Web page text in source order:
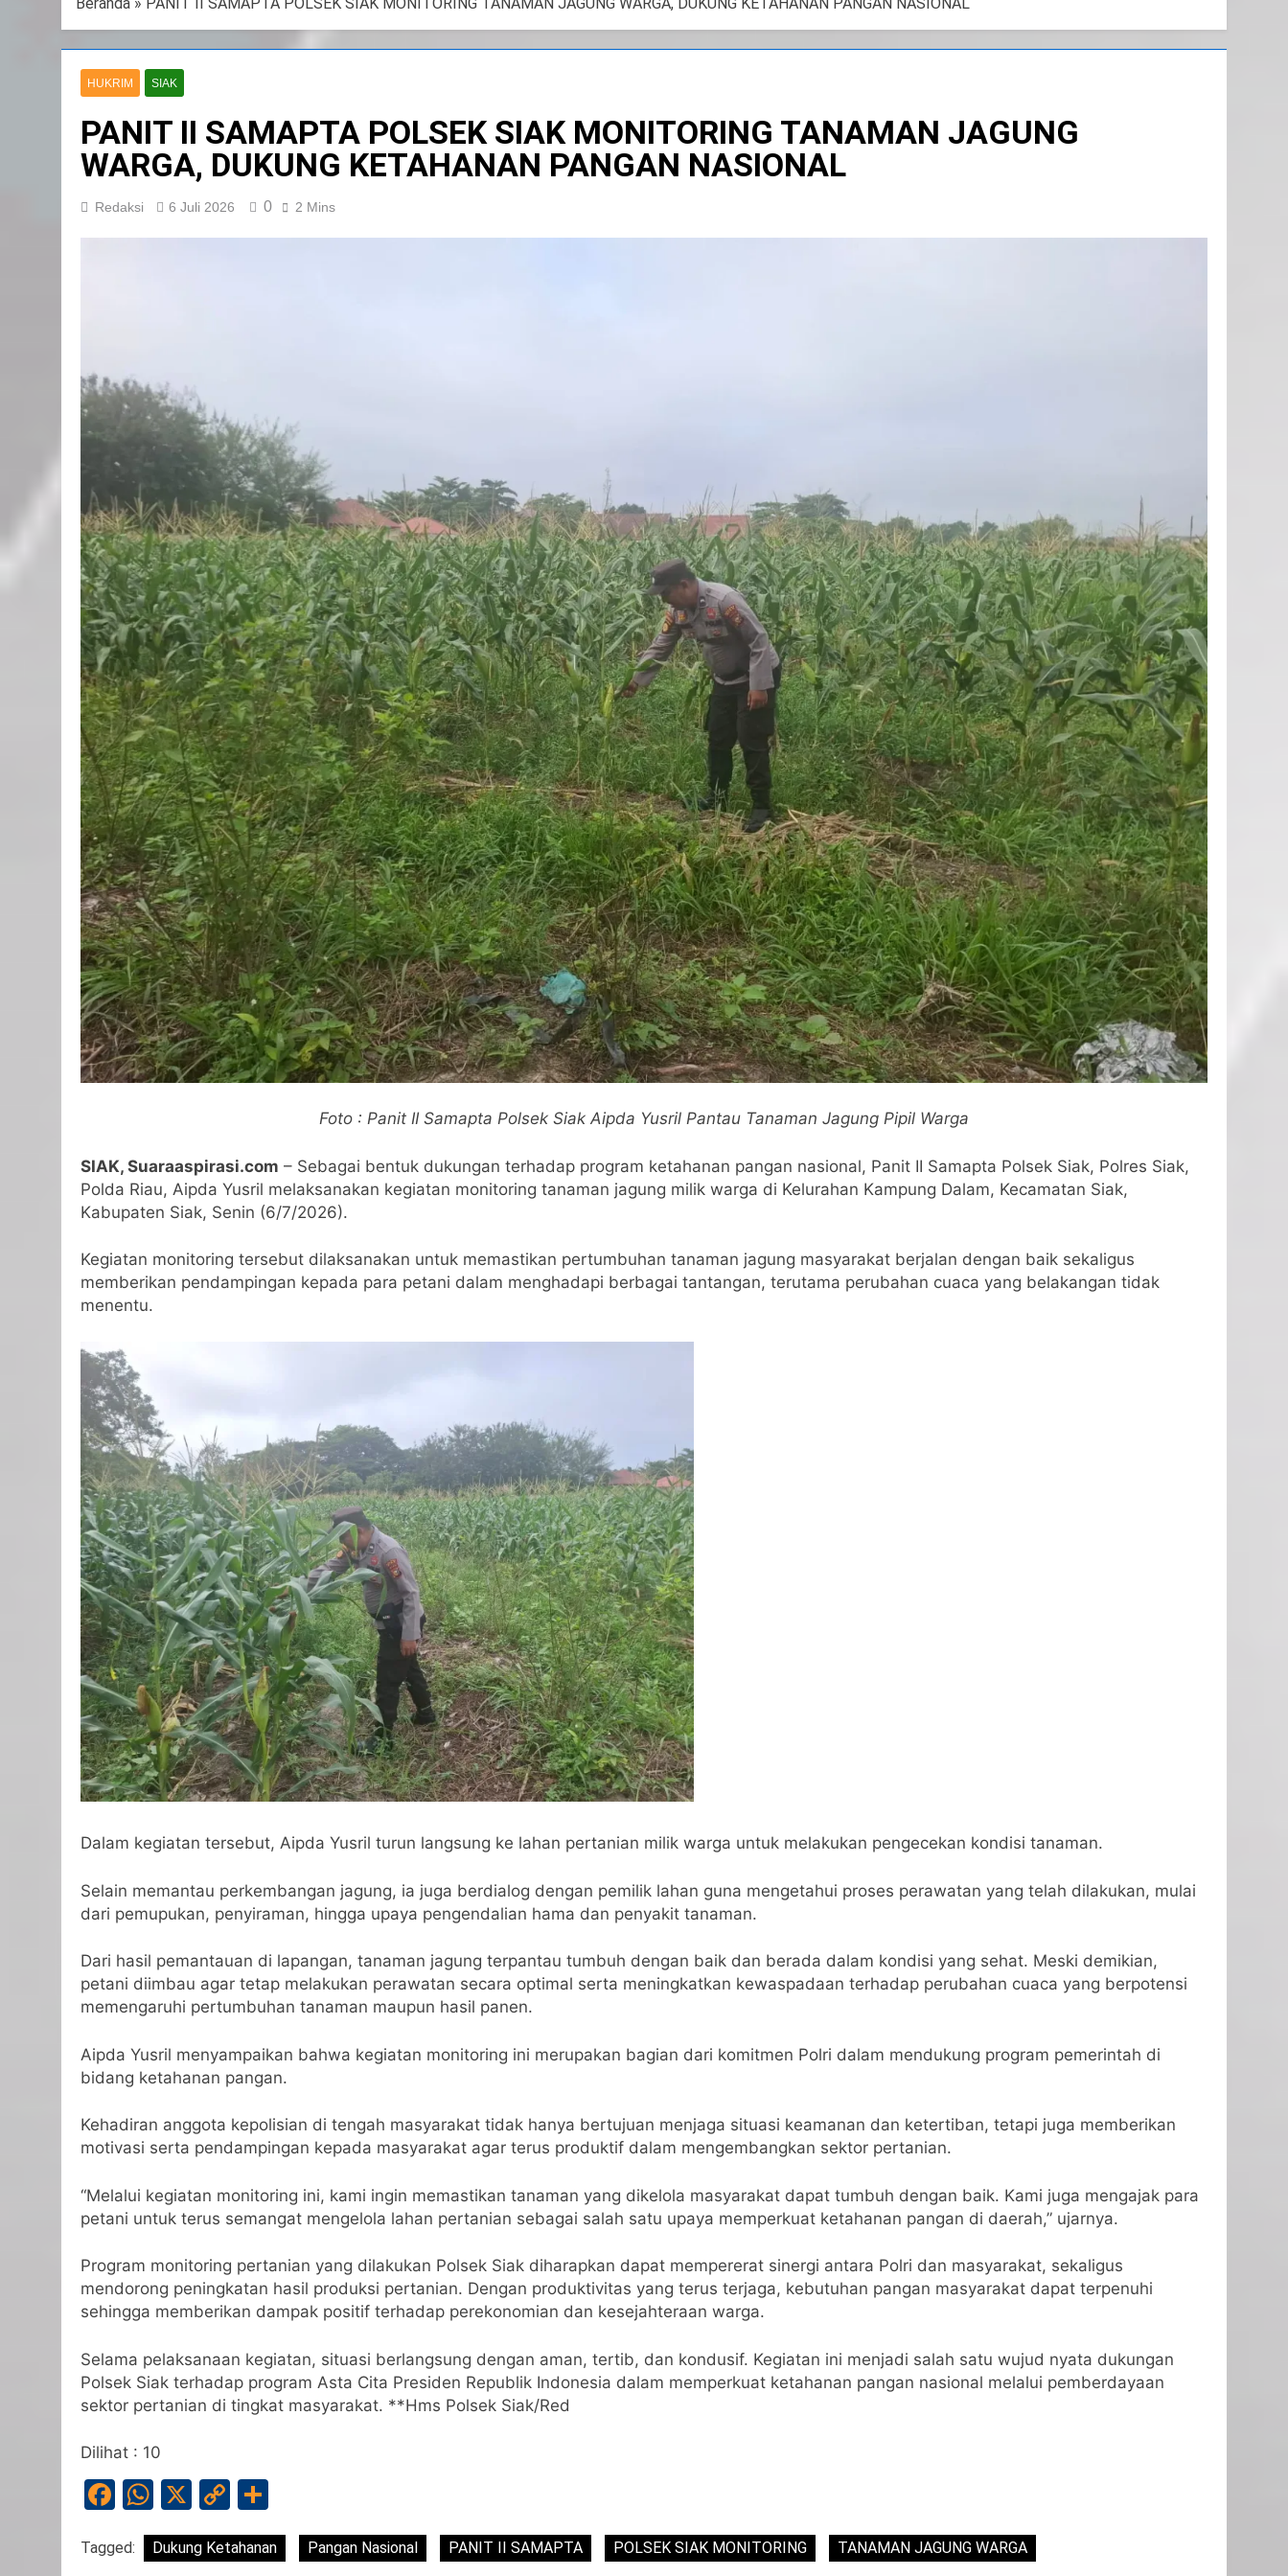
Beranda » PANIT II SAMAPTA POLSEK SIAK MONITORING TANAMAN JAGUNG WARGA, DUKUNG KETAHANAN PANGAN NASIONAL
HUKRIM SIAK
PANIT II SAMAPTA POLSEK SIAK MONITORING TANAMAN JAGUNG
WARGA, DUKUNG KETAHANAN PANGAN NASIONAL
Redaksi 6 Juli 2026 0 2 Mins
Foto : Panit II Samapta Polsek Siak Aipda Yusril Pantau Tanaman Jagung Pipil Warga
SIAK, Suaraaspirasi.com – Sebagai bentuk dukungan terhadap program ketahanan pangan nasional, Panit II Samapta Polsek Siak, Polres Siak,
Polda Riau, Aipda Yusril melaksanakan kegiatan monitoring tanaman jagung milik warga di Kelurahan Kampung Dalam, Kecamatan Siak,
Kabupaten Siak, Senin (6/7/2026).
Kegiatan monitoring tersebut dilaksanakan untuk memastikan pertumbuhan tanaman jagung masyarakat berjalan dengan baik sekaligus
memberikan pendampingan kepada para petani dalam menghadapi berbagai tantangan, terutama perubahan cuaca yang belakangan tidak
menentu.
Dalam kegiatan tersebut, Aipda Yusril turun langsung ke lahan pertanian milik warga untuk melakukan pengecekan kondisi tanaman.
Selain memantau perkembangan jagung, ia juga berdialog dengan pemilik lahan guna mengetahui proses perawatan yang telah dilakukan, mulai
dari pemupukan, penyiraman, hingga upaya pengendalian hama dan penyakit tanaman.
Dari hasil pemantauan di lapangan, tanaman jagung terpantau tumbuh dengan baik dan berada dalam kondisi yang sehat. Meski demikian,
petani diimbau agar tetap melakukan perawatan secara optimal serta meningkatkan kewaspadaan terhadap perubahan cuaca yang berpotensi
memengaruhi pertumbuhan tanaman maupun hasil panen.
Aipda Yusril menyampaikan bahwa kegiatan monitoring ini merupakan bagian dari komitmen Polri dalam mendukung program pemerintah di
bidang ketahanan pangan.
Kehadiran anggota kepolisian di tengah masyarakat tidak hanya bertujuan menjaga situasi keamanan dan ketertiban, tetapi juga memberikan
motivasi serta pendampingan kepada masyarakat agar terus produktif dalam mengembangkan sektor pertanian.
“Melalui kegiatan monitoring ini, kami ingin memastikan tanaman yang dikelola masyarakat dapat tumbuh dengan baik. Kami juga mengajak para
petani untuk terus semangat mengelola lahan pertanian sebagai salah satu upaya memperkuat ketahanan pangan di daerah,” ujarnya.
Program monitoring pertanian yang dilakukan Polsek Siak diharapkan dapat mempererat sinergi antara Polri dan masyarakat, sekaligus
mendorong peningkatan hasil produksi pertanian. Dengan produktivitas yang terus terjaga, kebutuhan pangan masyarakat dapat terpenuhi
sehingga memberikan dampak positif terhadap perekonomian dan kesejahteraan warga.
Selama pelaksanaan kegiatan, situasi berlangsung dengan aman, tertib, dan kondusif. Kegiatan ini menjadi salah satu wujud nyata dukungan
Polsek Siak terhadap program Asta Cita Presiden Republik Indonesia dalam memperkuat ketahanan pangan nasional melalui pemberdayaan
sektor pertanian di tingkat masyarakat. **Hms Polsek Siak/Red
Dilihat : 10
Facebook
WhatsApp
X
Copy
Link
Tagged: Dukung Ketahanan Pangan Nasional PANIT II SAMAPTA POLSEK SIAK MONITORING TANAMAN JAGUNG WARGA